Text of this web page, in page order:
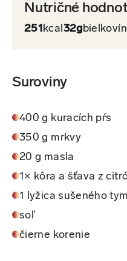
Nutričné
251 kcal 32gbielkovín
Suroviny
400 g kuracích pŕs
350 g mrkvy
20 g masla
1× kôra a šťava z
1 lyžica sušeného
soľ
čierne korenie